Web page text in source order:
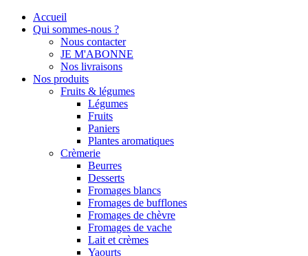
Accueil
Qui sommes-nous ?
Nous contacter
JE M'ABONNE
Nos livraisons
Nos produits
Fruits & légumes
Légumes
Fruits
Paniers
Plantes aromatiques
Crèmerie
Beurres
Desserts
Fromages blancs
Fromages de bufflones
Fromages de chèvre
Fromages de vache
Lait et crèmes
Yaourts